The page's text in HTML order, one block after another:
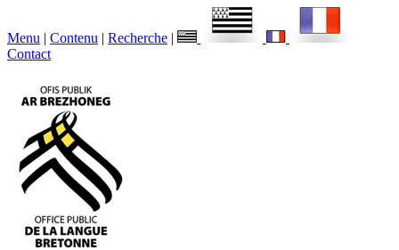
Menu | Contenu | Recherche |
Contact